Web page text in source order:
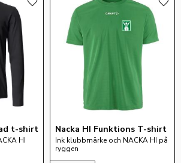
t-shirt
HI
Lägg till i favoriter
Nacka HI Funktions T-shirt
Ink klubbmärke och NACKA HI på
ryggen